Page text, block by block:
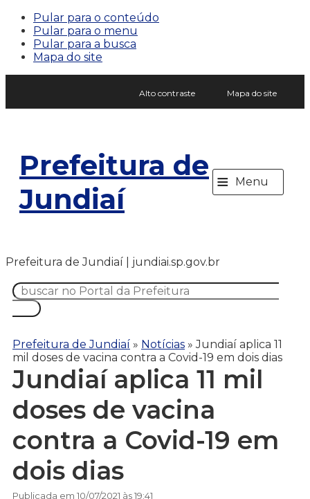
Pular para o conteúdo
Pular para o menu
Pular para a busca
Mapa do site
Alto contraste Mapa do site
Prefeitura de
Jundiaí
≡ Menu
Prefeitura de Jundiaí | jundiai.sp.gov.br
Prefeitura de Jundiaí » Notícias »Jundiaí aplica 11
mil doses de vacina contra a Covid-19 em dois dias
Jundiaí aplica 11 mil
doses de vacina
contra a Covid-19 em
dois dias
Publicada em 10/07/2021 às 19:41